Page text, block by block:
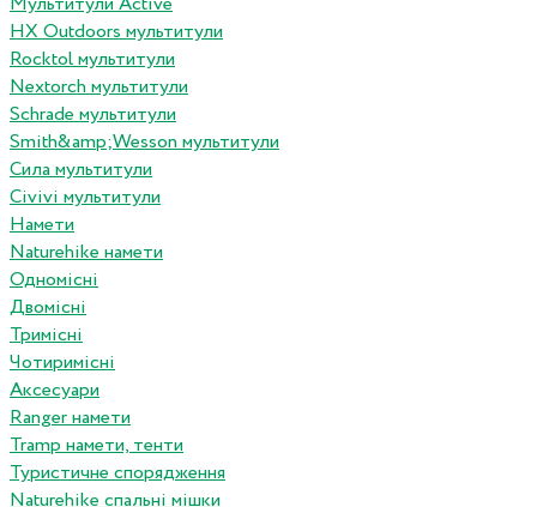
HX Outdoors мультитули
Rocktol мультитули
Nextorch мультитули
Schrade мультитули
Smith&amp;Wesson мультитули
Сила мультитули
Civivi мультитули
Намети
Naturehike намети
Одномісні
Двомісні
Тримісні
Чотиримісні
Аксесуари
Ranger намети
Tramp намети, тенти
Туристичне спорядження
Naturehike спальні мішки